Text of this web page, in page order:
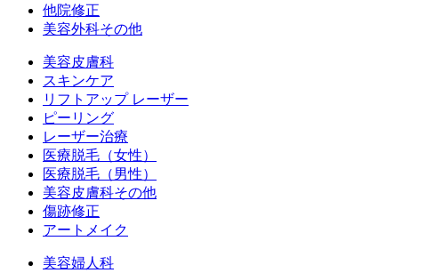
他院修正
美容外科その他
美容皮膚科
スキンケア
リフトアップ レーザー
ピーリング
レーザー治療
医療脱毛（女性）
医療脱毛（男性）
美容皮膚科その他
傷跡修正
アートメイク
美容婦人科